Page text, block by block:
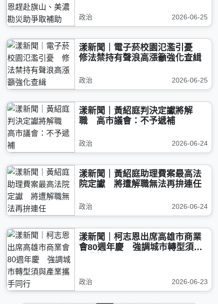
政治 2026-06-25
漾新聞｜電子菸校園氾濫引憂
修法禁持有聲浪高漲籲強化查緝
政治 2026-06-25
漾新聞｜黃紹庭判決定讞將解
職 高市議會：不予遞補
政治 2026-06-24
漾新聞｜黃紹庭助理費案最高法
院定讞 將遭解職無法再拚連任
政治 2026-06-24
漾新聞｜柯志恩出席高雄市商業
會80週年慶 強調城市轉型須與
政治 2026-06-23